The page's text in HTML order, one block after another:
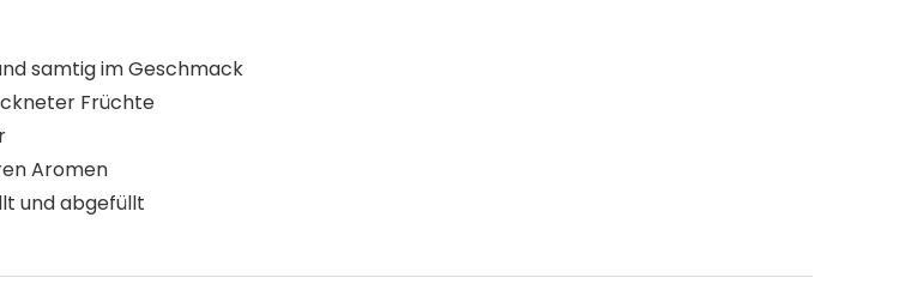
samtig im Geschmack
Früchte
Aromen
und abgefüllt